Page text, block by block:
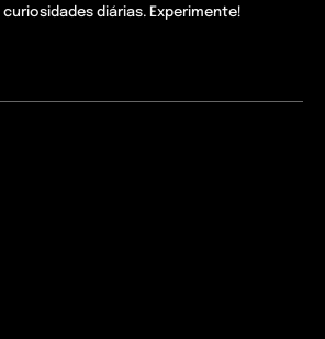
diárias. Experimente!